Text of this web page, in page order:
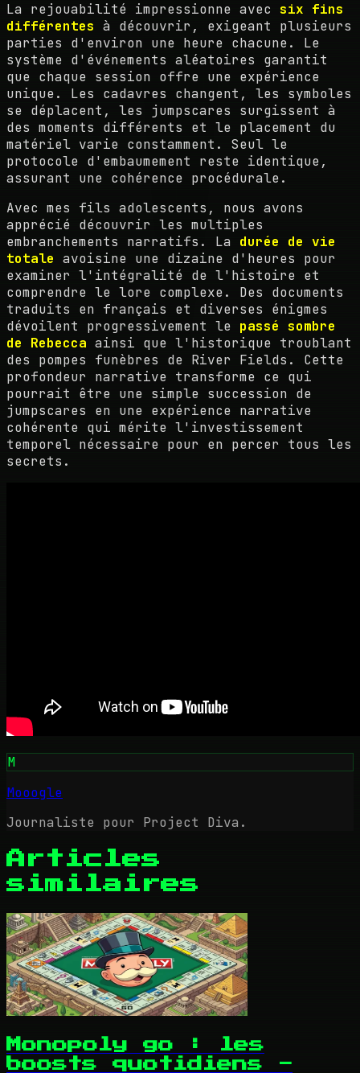
La rejouabilité impressionne avec six fins
différentes à découvrir, exigeant plusieurs
parties d'environ une heure chacune. Le
système d'événements aléatoires garantit
que chaque session offre une expérience
unique. Les cadavres changent, les symboles
se déplacent, les jumpscares surgissent à
des moments différents et le placement du
matériel varie constamment. Seul le
protocole d'embaumement reste identique,
assurant une cohérence procédurale.
Avec mes fils adolescents, nous avons
apprécié découvrir les multiples
embranchements narratifs. La durée de vie
totale avoisine une dizaine d'heures pour
examiner l'intégralité de l'histoire et
comprendre le lore complexe. Des documents
traduits en français et diverses énigmes
dévoilent progressivement le passé sombre
de Rebecca ainsi que l'historique troublant
des pompes funèbres de River Fields. Cette
profondeur narrative transforme ce qui
pourrait être une simple succession de
jumpscares en une expérience narrative
cohérente qui mérite l'investissement
temporel nécessaire pour en percer tous les
secrets.
M
Mooogle
Journaliste pour Project Diva.
Articles
similaires
Monopoly go : les
boosts quotidiens -